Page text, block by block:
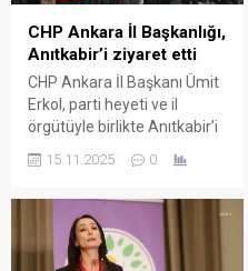
CHP Ankara İl Başkanlığı,
Anıtkabir’i ziyaret etti
CHP Ankara İl Başkanı Ümit
Erkol, parti heyeti ve il
örgütüyle birlikte Anıtkabir’i
Özel Defteri’ne, “Bu
tuğlasını, ekmeğini, aşını,
hakkını, hukukunu, laikliğini,
özgürlüğünü, barışını bir
15.11.2025 0